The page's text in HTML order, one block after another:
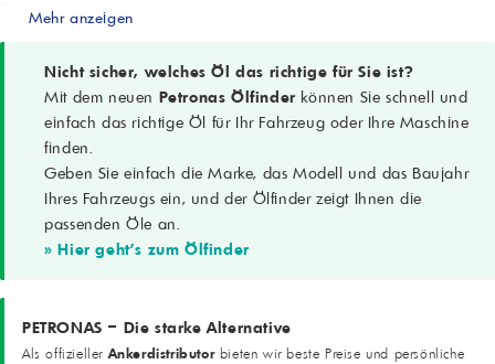
Synthetisches Getriebeöl
Moderne Getriebe und Hypoid-Differentiale
SAE-Klasse
75W-85
API GL-5
Herstellerspezifikation
FIAT 9.55550 Contractual Technical Ref. Nr. F426.E06
Grün oder hellbraun
Dichte bei 15 °C
0,867 g/cm³ (ASTM D 4052)
Viskosität bei 40 °C
72 cSt (ASTM D 445)
Viskosität bei 100 °C
Mehr anzeigen
Nicht sicher, welches Öl das richtige für Sie ist?
Mit dem neuen Petronas Ölfinder können Sie schnell und
einfach das richtige Öl für Ihr Fahrzeug oder Ihre Maschine
finden.
Geben Sie einfach die Marke, das Modell und das Baujahr
Ihres Fahrzeugs ein, und der Ölfinder zeigt Ihnen die
passenden Öle an.
» Hier geht's zum Ölfinder
PETRONAS – Die starke Alternative
Als offiziellerAnkerdistributorbieten wir beste Preise und persönliche